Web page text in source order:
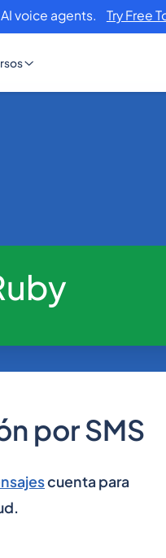
voice agents. Try Free
por SMS
cuenta para